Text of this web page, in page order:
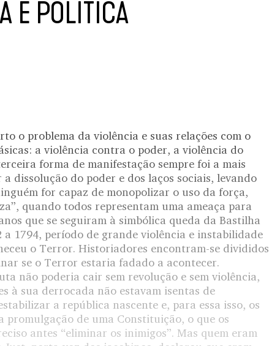
E POLÍTICA
o problema da violência e suas relações com o
a violência contra o poder, a violência do
forma de manifestação sempre foi a mais
dissolução do poder e dos laços sociais, levando
for capaz de monopolizar o uso da força,
quando todos representam uma ameaça para
que se seguiram à simbólica queda da Bastilha
a 1794, período de grande violência e instabilidade
o Terror. Historiadores encontram-se divididos
se o Terror estaria fadado a acontecer.
não poderia cair sem revolução e sem violência,
à sua derrocada não estavam isentas de
a república nascente e, para essa isso, os
de uma Constituição, o que os
antes “eliminar os inimigos”. Mas quem eram